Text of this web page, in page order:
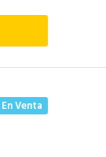
En Venta